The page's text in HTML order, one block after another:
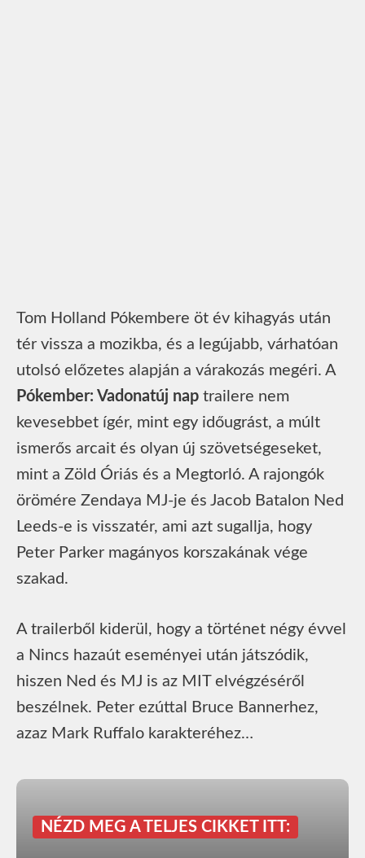
Tom Holland Pókembere öt év kihagyás után
tér vissza a mozikba, és a legújabb, várhatóan
utolsó előzetes alapján a várakozás megéri. A
Pókember: Vadonatúj nap trailere nem
kevesebbet ígér, mint egy időugrást, a múlt
ismerős arcait és olyan új szövetségeseket,
mint a Zöld Óriás és a Megtorló. A rajongók
örömére Zendaya MJ-je és Jacob Batalon Ned
Leeds-e is visszatér, ami azt sugallja, hogy
Peter Parker magányos korszakának vége
szakad.
A trailerből kiderül, hogy a történet négy évvel
a Nincs hazaút eseményei után játszódik,
hiszen Ned és MJ is az MIT elvégzéséről
beszélnek. Peter ezúttal Bruce Bannerhez,
azaz Mark Ruffalo karakteréhez…
NÉZD MEG A TELJES CIKKET ITT: